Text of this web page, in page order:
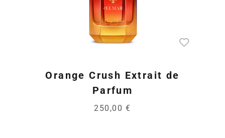
Orange Crush Extrait de
Parfum
250,00 €